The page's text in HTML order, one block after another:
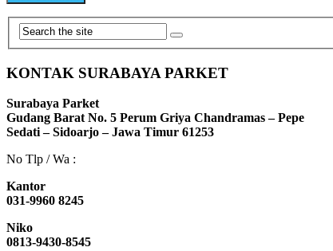
KONTAK SURABAYA PARKET
Surabaya Parket
Gudang Barat No. 5 Perum Griya Chandramas – Pepe
Sedati – Sidoarjo – Jawa Timur 61253
No Tlp / Wa :
Kantor
031-9960 8245
Niko
0813-9430-8545